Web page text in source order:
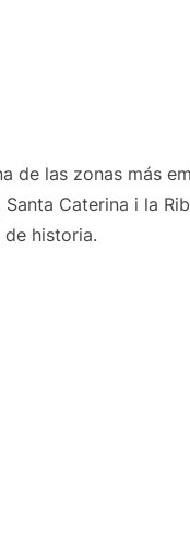
de las zonas más
Caterina i la
historia.